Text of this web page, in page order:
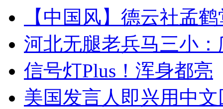
【中国风】德云社孟
河北无腿老兵马三小
信号灯Plus！浑身都亮
美国发言人即兴用中